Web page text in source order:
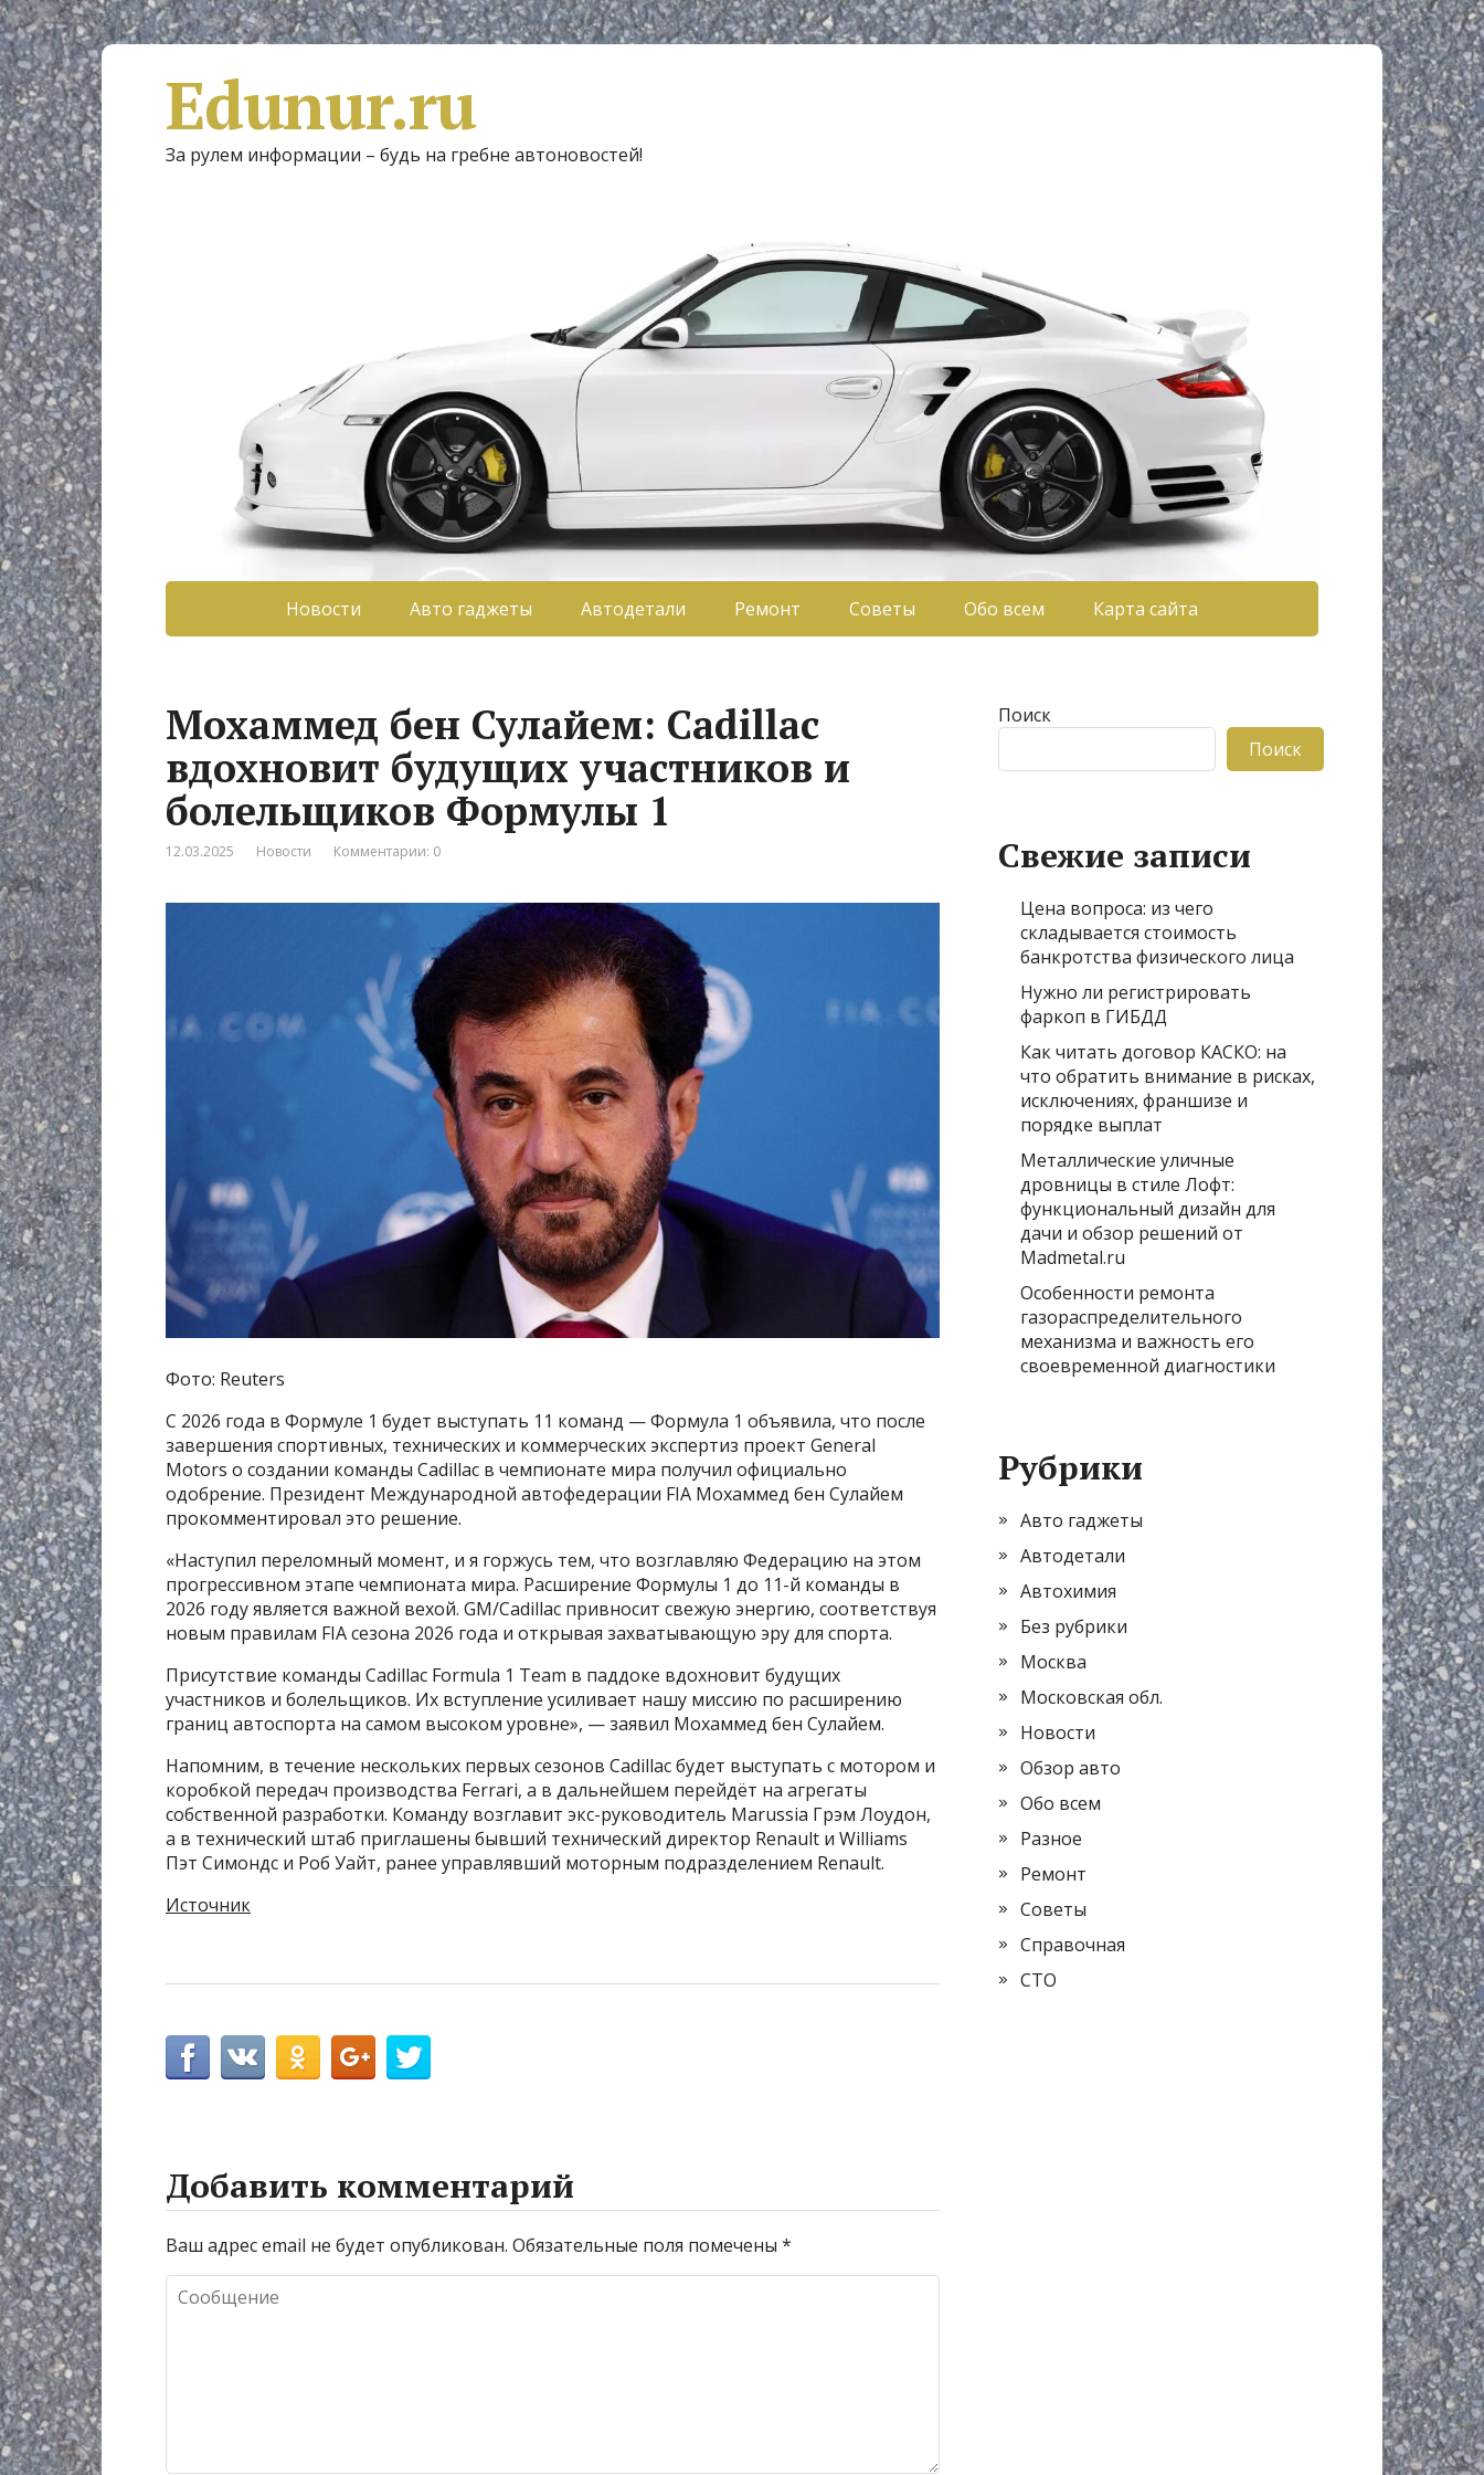
Edunur.ru
За рулем информации – будь на гребне автоновостей!
Новости Авто гаджеты Автодетали Ремонт Советы Обо всем Карта сайта
Мохаммед бен Сулайем: Cadillac
вдохновит будущих участников и
болельщиков Формулы 1
12.03.2025 Новости Комментарии: 0
Фото: Reuters
С 2026 года в Формуле 1 будет выступать 11 команд — Формула 1 объявила, что после
завершения спортивных, технических и коммерческих экспертиз проект General
Motors о создании команды Cadillac в чемпионате мира получил официально
одобрение. Президент Международной автофедерации FIA Мохаммед бен Сулайем
прокомментировал это решение.
«Наступил переломный момент, и я горжусь тем, что возглавляю Федерацию на этом
прогрессивном этапе чемпионата мира. Расширение Формулы 1 до 11-й команды в
2026 году является важной вехой. GM/Cadillac привносит свежую энергию, соответствуя
новым правилам FIA сезона 2026 года и открывая захватывающую эру для спорта.
Присутствие команды Cadillac Formula 1 Team в паддоке вдохновит будущих
участников и болельщиков. Их вступление усиливает нашу миссию по расширению
границ автоспорта на самом высоком уровне», — заявил Мохаммед бен Сулайем.
Напомним, в течение нескольких первых сезонов Cadillac будет выступать с мотором и
коробкой передач производства Ferrari, а в дальнейшем перейдёт на агрегаты
собственной разработки. Команду возглавит экс-руководитель Marussia Грэм Лоудон,
а в технический штаб приглашены бывший технический директор Renault и Williams
Пэт Симондс и Роб Уайт, ранее управлявший моторным подразделением Renault.
Источник
Добавить комментарий
Ваш адрес email не будет опубликован. Обязательные поля помечены *
Поиск
Поиск
Свежие записи
Цена вопроса: из чего
складывается стоимость
банкротства физического лица
Нужно ли регистрировать
фаркоп в ГИБДД
Как читать договор КАСКО: на
что обратить внимание в рисках,
исключениях, франшизе и
порядке выплат
Металлические уличные
дровницы в стиле Лофт:
функциональный дизайн для
дачи и обзор решений от
Madmetal.ru
Особенности ремонта
газораспределительного
механизма и важность его
своевременной диагностики
Рубрики
Авто гаджеты
Автодетали
Автохимия
Без рубрики
Москва
Московская обл.
Новости
Обзор авто
Обо всем
Разное
Ремонт
Советы
Справочная
СТО